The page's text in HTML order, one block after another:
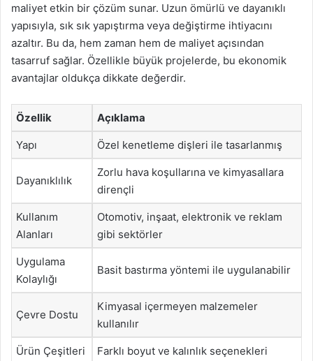
maliyet etkin bir çözüm sunar. Uzun ömürlü ve dayanıklı
yapısıyla, sık sık yapıştırma veya değiştirme ihtiyacını
azaltır. Bu da, hem zaman hem de maliyet açısından
tasarruf sağlar. Özellikle büyük projelerde, bu ekonomik
avantajlar oldukça dikkate değerdir.
Özellik Açıklama
Yapı Özel kenetleme dişleri ile tasarlanmış
Dayanıklılık
Zorlu hava koşullarına ve kimyasallara
dirençli
Kullanım
Alanları
Otomotiv, inşaat, elektronik ve reklam
gibi sektörler
Uygulama
Kolaylığı
Basit bastırma yöntemi ile uygulanabilir
Çevre Dostu
Kimyasal içermeyen malzemeler
kullanılır
Ürün Çeşitleri Farklı boyut ve kalınlık seçenekleri